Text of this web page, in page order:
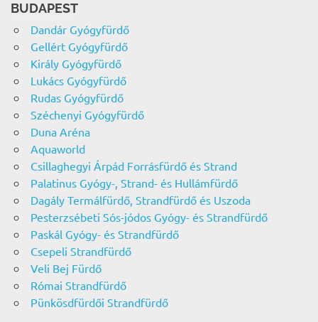
BUDAPEST
Dandár Gyógyfürdő
Gellért Gyógyfürdő
Király Gyógyfürdő
Lukács Gyógyfürdő
Rudas Gyógyfürdő
Széchenyi Gyógyfürdő
Duna Aréna
Aquaworld
Csillaghegyi Árpád Forrásfürdő és Strand
Palatinus Gyógy-, Strand- és Hullámfürdő
Dagály Termálfürdő, Strandfürdő és Uszoda
Pesterzsébeti Sós-jódos Gyógy- és Strandfürdő
Paskál Gyógy- és Strandfürdő
Csepeli Strandfürdő
Veli Bej Fürdő
Római Strandfürdő
Pünkösdfürdői Strandfürdő